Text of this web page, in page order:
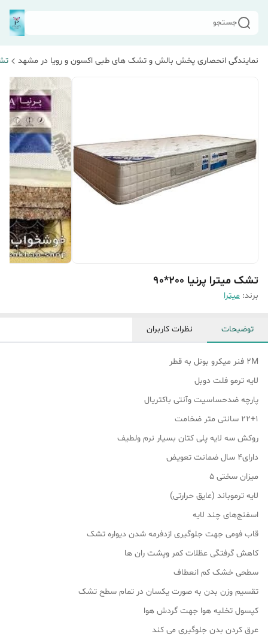
جستجو
نمایندگی انحصاری پخش بالش و تشک های طبی اکسون و رویا در مشهد
تشک میترا پرنیا 200*90
برند: میترا
توضیحات نظرات کاربران
2M فنر میکرو بونل به قطر
لایه ترمو فلت دوبل
پارچه ضدحساسیت وآنتی باکتریال
۲۲+۱ سانتی متر ضخامت
روکش سه لایه پلی کتان بسیار نرم ولطیف
دارای۴ سال ضمانت تعویض
میزان سختی 5
لایه ترموباند (عایق حرارتی)
اسفنج‌های چند لایه
قاب فومی جهت جلوگیری ازدفرمه شدن دیواره تشک
کاهش گرفتگی عظلات کمر وپشت ران ها
سطحی خشک کم انعطاف
تقسیم وزن بدن به صورت یکسان در تمام سطح تشک
کپسول تخلیه هوا جهت گردش هوا
عرق کردن بدن جلوگیری می کند